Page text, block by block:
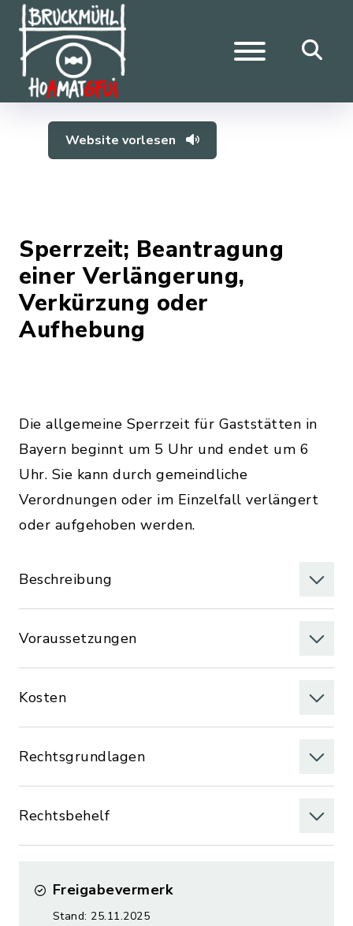
Website vorlesen
Sperrzeit; Beantragung
einer Verlängerung,
Verkürzung oder
Aufhebung
Die allgemeine Sperrzeit für Gaststätten in
Bayern beginnt um 5 Uhr und endet um 6
Uhr. Sie kann durch gemeindliche
Verordnungen oder im Einzelfall verlängert
oder aufgehoben werden.
Beschreibung
Voraussetzungen
Kosten
Rechtsgrundlagen
Rechtsbehelf
Freigabevermerk
Stand: 25.11.2025